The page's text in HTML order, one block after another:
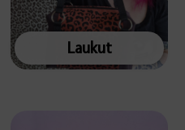
Laukut